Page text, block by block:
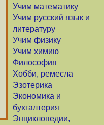
Учим математику
Учим русский язык и
литературу
Учим физику
Учим химию
Философия
Хобби, ремесла
Эзотерика
Экономика и
бухгалтерия
Энциклопедии,